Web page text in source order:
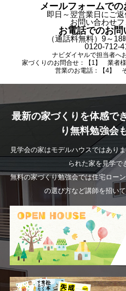
メールフォームで
即日～翌営業日にご
お問い合わせフ
お電話でのお問
（通話料無料）9～
0120-712-
ナビダイヤルで担当者へ
家づくりのお問合せ：【1】 業者
営業のお電話：【4】 そ
最新の家づくりを体感で
り無料勉強会
見学会の家はモデルハウスではあり
られた家を見学で
無料の家づくり勉強会では住宅ロー
の選び方など講師を招いて